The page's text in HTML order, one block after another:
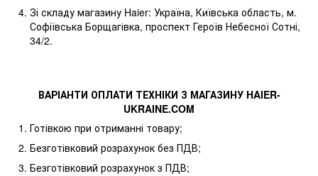
Зі складу магазину Haier: Україна, Київська область, м.
Софіївська Борщагівка, проспект Героїв Небесної Сотні,
34/2.
ВАРІАНТИ ОПЛАТИ ТЕХНІКИ З МАГАЗИНУ HAIER-
UKRAINE.COM
Готівкою при отриманні товару;
Безготівковий розрахунок без ПДВ;
Безготівковий розрахунок з ПДВ;